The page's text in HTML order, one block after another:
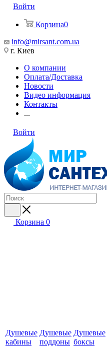
Войти
Корзина0
info@mirsant.com.ua
г. Киев
О компании
Оплата/Доставка
Новости
Видео информация
Контакты
...
Войти
Корзина 0
Душевые
кабины
Душевые
поддоны
Душевые
боксы